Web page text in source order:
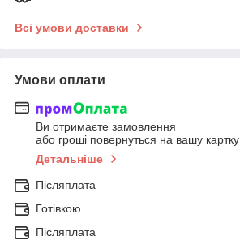
Всі умови доставки
Умови оплати
Ви отримаєте замовлення
або гроші повернуться на вашу картку
Детальніше
Післяплата
Готівкою
Післяплата